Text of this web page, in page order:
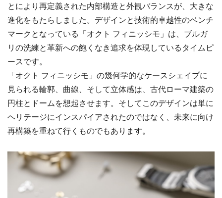
とにより再定義された内部構造と外観バランスが、大きな
進化をもたらしました。デザインと技術的卓越性のベンチ
マークとなっている「オクト フィニッシモ」は、ブルガ
リの洗練と革新への飽くなき追求を体現しているタイムピ
ースです。
「オクト フィニッシモ」の幾何学的なケースシェイプに
見られる輪郭、曲線、そして立体感は、古代ローマ建築の
円柱とドームを想起させます。そしてこのデザインは単に
ヘリテージにインスパイアされたのではなく、未来に向け
再構築を重ねて行くものでもあります。